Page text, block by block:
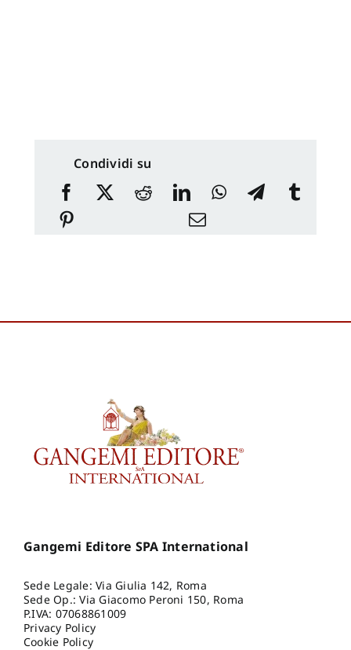
Condividi su
Gangemi Editore SPA International
Sede Legale: Via Giulia 142, Roma
Sede Op.: Via Giacomo Peroni 150, Roma
P.IVA: 07068861009
Privacy Policy
Cookie Policy